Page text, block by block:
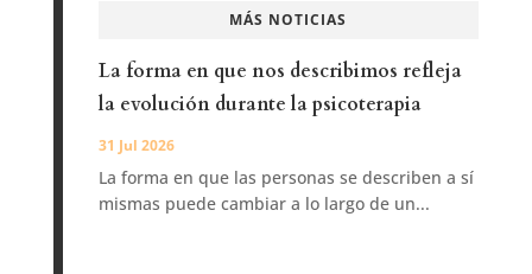
MÁS NOTICIAS
La forma en que nos describimos refleja
la evolución durante la psicoterapia
31 Jul 2026
La forma en que las personas se describen a sí
mismas puede cambiar a lo largo de un...